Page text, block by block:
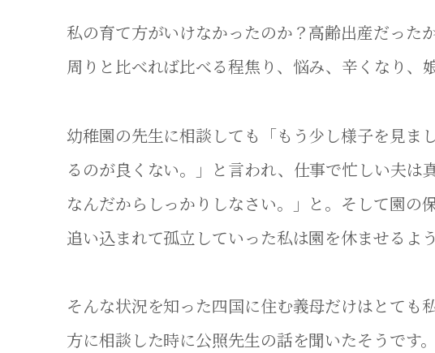
私の育て方がいけなかったのか？高齢出産だった
周りと比べれば比べる程焦り、悩み、辛くなり、
幼稚園の先生に相談しても「もう少し様子を見ま
るのが良くない。」と言われ、仕事で忙しい夫は
なんだからしっかりしなさい。」と。そして園の
追い込まれて孤立していった私は園を休ませるよ
そんな状況を知った四国に住む義母だけはとても
方に相談した時に公照先生の話を聞いたそうです